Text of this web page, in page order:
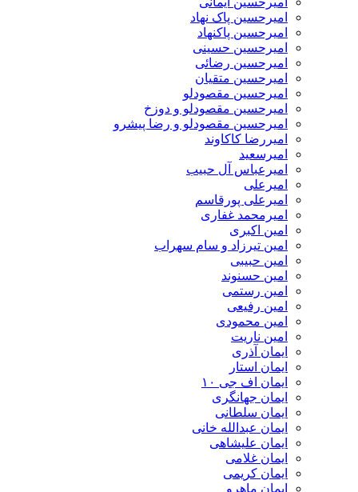
امیرحسین پاک نهاد
امیرحسین پاکنهاد
امیرحسین حسینی
امیرحسین رضائی
امیرحسین متقیان
امیرحسین مقصودلو
امیرحسین مقصودلو و دوزخ
امیرحسین مقصودلو و رضا پیشرو
امیررضا کاکاوند
امیرسعید
امیرعباس آل حبیب
امیرعلی
امیرعلی پورقاسم
امیرمحمد غفاری
امین اکبری
امین تیرزاد و سام سهراب
امین حبیبی
امین حسنوند
امین رستمی
امین رفیعی
امین محمودی
امین ناریت
ایمان آذری
ایمان استار
ایمان اف جی ۱۰
ایمان جهانگری
ایمان سلطانی
ایمان عبدالله خانی
ایمان علیشاهی
ایمان غلامی
ایمان کریمی
ایمان ماهرو